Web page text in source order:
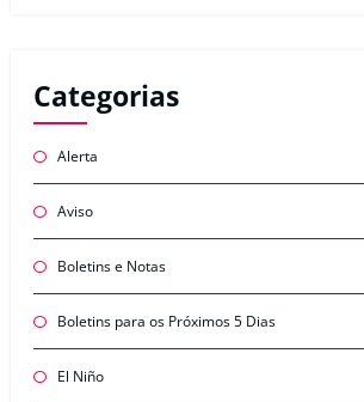
Categorias
Alerta
Aviso
Boletins e Notas
Boletins para os Próximos 5 Dias
El Niño